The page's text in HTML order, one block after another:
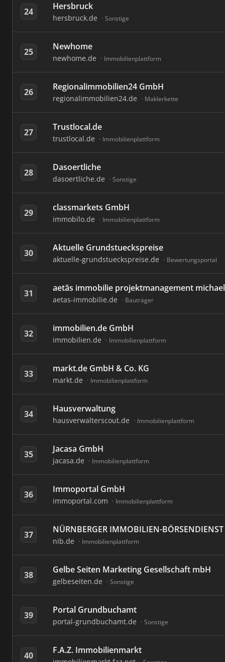
24 Hersbruck
hersbruck.de Sonstige
25 Newhome
newhome.de Immobilienplattform
26 Regionalimmobilien24 GmbH
regionalimmobilien24.de Maklerkette
27 Trustlocal.de
trustlocal.de Immobilienplattform
28 Dasoertliche
dasoertliche.de Sonstige
29 classmarkets GmbH
immobilo.de Immobilienplattform
30 Aktuelle Grundstueckspreise
aktuelle-grundstueckspreise.de Bewertungsportal
31 aetãs immobilie projektmanagement
aetas-immobilie.de Bauträger
32 immobilien.de GmbH
immobilien.de Immobilienplattform
33 markt.de GmbH & Co. KG
markt.de Immobilienplattform
34 Hausverwaltung
hausverwalterscout.de Immobilienplattform
35 Jacasa GmbH
jacasa.de Immobilienplattform
36 Immoportal GmbH
immoportal.com Immobilienplattform
37 NÜRNBERGER IMMOBILIEN-
nib.de Immobilienplattform
38 Gelbe Seiten Marketing Gesellschaft mbH
gelbeseiten.de Sonstige
39 Portal Grundbuchamt
portal-grundbuchamt.de Sonstige
40 F.A.Z. Immobilienmarkt